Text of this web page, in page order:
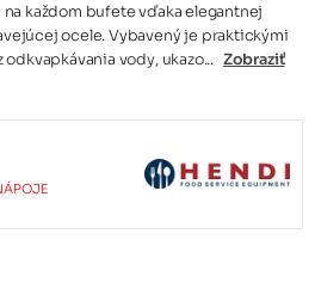
každom bufete vďaka elegantnej
ocele. Vybavený je praktickými
vody, ukazo... Zobraziť